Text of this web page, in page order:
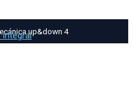
integralup&down 4